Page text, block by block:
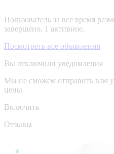
Пользователь за все время
завершено, 1 активное.
Посмотреть все объявления
Вы отключили уведомления
Мы не сможем отправить вам
цены
Включить
Отзывы